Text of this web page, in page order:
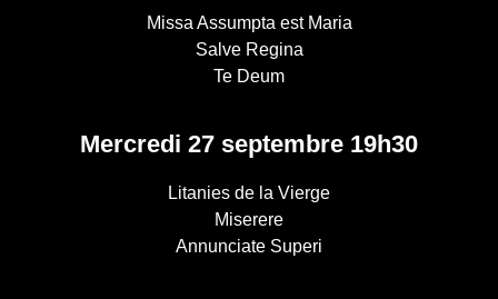
Missa Assumpta est Maria
Salve Regina
Te Deum
Mercredi 27 septembre 19h30
Litanies de la Vierge
Miserere
Annunciate Superi